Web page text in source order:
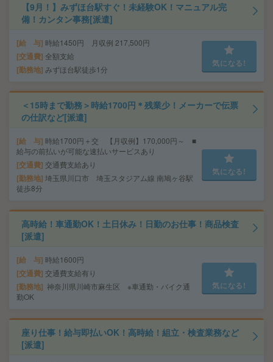
【9月！】みずほ台駅すぐ！未経験OK！マニュアル完
備！カンタン事務[派遣]
給 与 時給1450円 月収例 217,500円
交通費 全額支給
勤務地 みずほ台駅徒歩1分
気になる!
＜15時まで勤務＞時給1700円＊残業少！メーカーで伝票
の仕訳など[派遣]
給 与 時給1700円＋交 【月収例】170,000円～ ■
給与の前払いが可能な速払いサービスあり
交通費 交通費支給あり
勤務地 埼玉県川口市 埼玉スタジアム線 南鳩ヶ谷駅
徒歩8分
気になる!
高時給！車通勤OK！土日休み！日勤のお仕事！商品検査
[派遣]
給 与 時給1600円
交通費 交通費支給有り
勤務地 神奈川県川崎市麻生区 ※車通勤・バイク通
勤OK
気になる!
座り仕事！給与即払いOK！高時給！組立・検査業務など
[派遣]